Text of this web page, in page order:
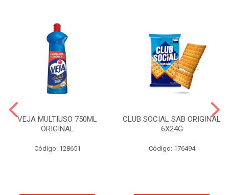
VEJA MULTIUSO 750ML
ORIGINAL
Código: 128651
CLUB SOCIAL SAB ORIGINAL
6X24G
Código: 176494